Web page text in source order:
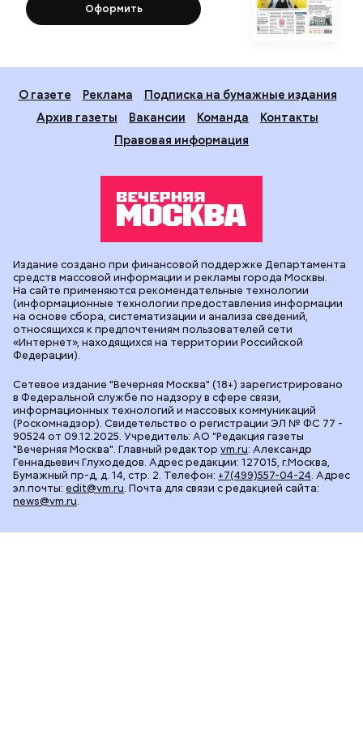
Оформить
О газете Реклама
Подписка на бумажные издания
Архив газеты
Вакансии Команда
Контакты
Правовая информация
Сетевое издание "Вечерняя Москва" (18+) зарегистрировано
в Федеральной службе по надзору в сфере связи,
информационных технологий и массовых коммуникаций
(Роскомнадзор). Свидетельство о регистрации ЭЛ № ФС 77 -
90524 от 09.12.2025. Учредитель: АО "Редакция газеты
"Вечерняя Москва". Главный редактор vm.ru: Александр
Геннадьевич Глуходедов. Адрес редакции: 127015, г.Москва,
Бумажный пр-д, д. 14, стр. 2. Телефон: +7(499)557-04-24. Адрес
эл.почты: edit@vm.ru. Почта для связи с редакцией сайта:
news@vm.ru.
Издание создано при финансовой поддержке Департамента
средств массовой информации и рекламы города Москвы.
На сайте применяются рекомендательные технологии
(информационные технологии предоставления информации
на основе сбора, систематизации и анализа сведений,
относящихся к предпочтениям пользователей сети
«Интернет», находящихся на территории Российской
Федерации).